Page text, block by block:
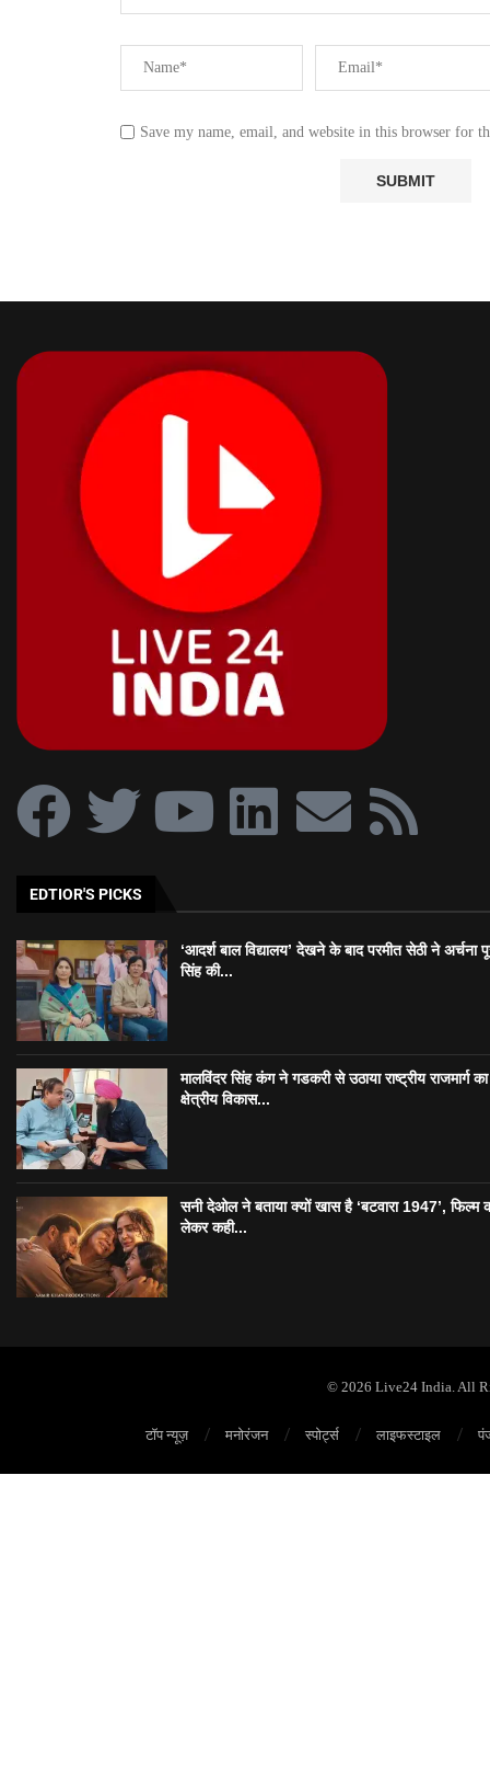
Save my name, email, and website in this browser for
EDTIOR'S PICKS
‘आदर्श बाल विद्यालय’ देखने के बाद परमीत सेठी ने अर्चना
सिंह की...
मालविंदर सिंह कंग ने गडकरी से उठाया राष्ट्रीय राजमार्ग का
क्षेत्रीय विकास...
सनी देओल ने बताया क्यों खास है ‘बटवारा 1947’, फिल्म
लेकर कही...
© 2026 Live24 India. All
टॉप न्यूज़ मनोरंजन स्पोर्ट्स लाइफस्टाइल